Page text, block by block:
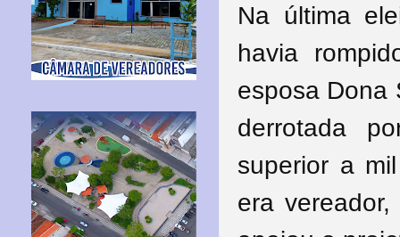
Na última
havia
esposa Dona
derrotada
superior a
era